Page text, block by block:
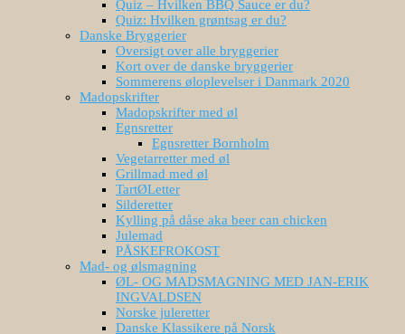
Quiz – Hvilken BBQ Sauce er du?
Quiz: Hvilken grøntsag er du?
Danske Bryggerier
Oversigt over alle bryggerier
Kort over de danske bryggerier
Sommerens øloplevelser i Danmark 2020
Madopskrifter
Madopskrifter med øl
Egnsretter
Egnsretter Bornholm
Vegetarretter med øl
Grillmad med øl
TartØLetter
Silderetter
Kylling på dåse aka beer can chicken
Julemad
PÅSKEFROKOST
Mad- og ølsmagning
ØL- OG MADSMAGNING MED JAN-ERIK
INGVALDSEN
Norske juleretter
Danske Klassikere på Norsk